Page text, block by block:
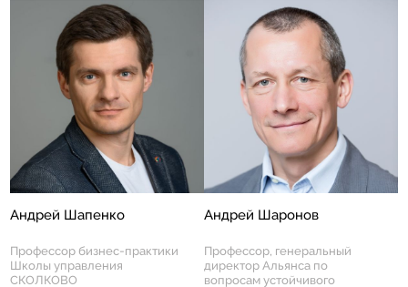
Андрей Шапенко
Профессор бизнес-практики
Школы управления
СКОЛКОВО
Андрей Шаронов
Профессор, генеральный
директор Альянса по
вопросам устойчивого